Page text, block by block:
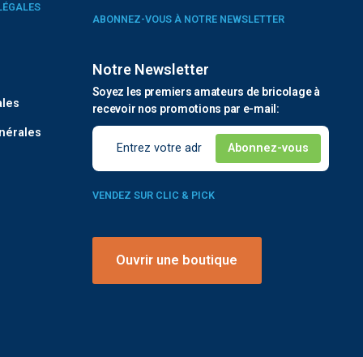
ABONNEZ-VOUS À NOTRE NEWSLETTER
Notre Newsletter
Soyez les premiers amateurs de bricolage à
recevoir nos promotions par e-mail:
VENDEZ SUR CLIC & PICK
Ouvrir une boutique